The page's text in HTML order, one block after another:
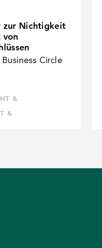
zur Nichtigkeit
von
Circle
&
&